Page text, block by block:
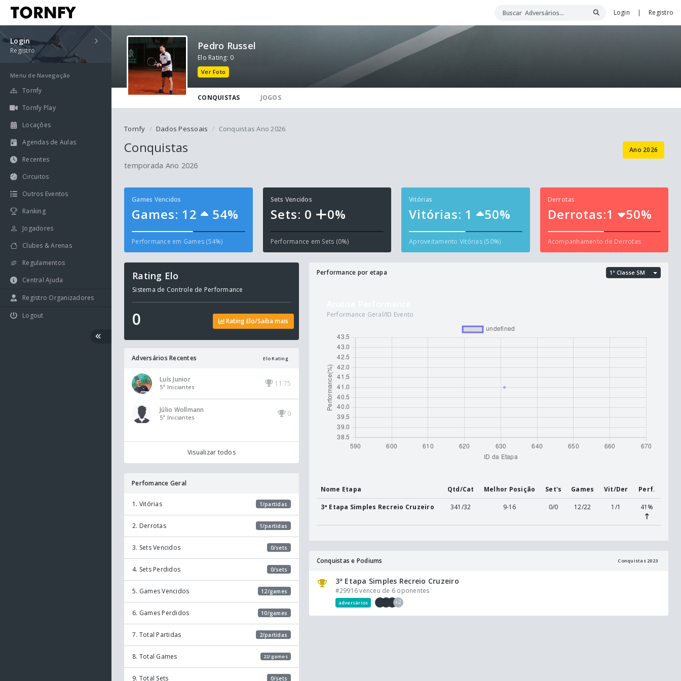
Login | Registro
Login
Registro
Menu de Navegação
Tornfy
Tornfy Play
Locações
Agendas de Aulas
Recentes
Circuitos
Outros Eventos
Ranking
Jogadores
Clubes & Arenas
Regulamentos
Central Ajuda
Registro Organizadores
Logout
Pedro Russel
Elo Rating: 0
Ver Foto
CONQUISTAS JOGOS
Tornfy Dados Pessoais Conquistas Ano 2026
Conquistas
temporada Ano 2026
Ano 2026
Games Vencidos
Games: 12 54%
Performance em Games (54%)
Sets Vencidos
Sets: 0 0%
Performance em Sets (0%)
Vitórias
Vitórias: 1 50%
Aproveitamento Vitórias (50%)
Derrotas
Derrotas:1 50%
Acompanhamento de Derrotas
Rating Elo
Sistema de Controle de Performance
0 Rating Elo/Saiba mais
Adversários Recentes Elo Rating
Luís Junior
5ª Iniciantes 11.75
Júlio Wollmann
5ª Iniciantes 0
Visualizar todos
Perfomance Geral
1. Vitórias 1/partidas
2. Derrotas 1/partidas
3. Sets Vencidos 0/sets
4. Sets Perdidos 0/sets
5. Games Vencidos 12/games
6. Games Perdidos 10/games
7. Total Partidas 2/partidas
8. Total Games 22/games
9. Total Sets 0/sets
Performance por etapa 1ª Classe SM
Performance Geral/ID Evento
Nome Etapa Qtd/Cat Melhor Posição Set's Games Vit/Der Perf.
3ª Etapa Simples Recreio Cruzeiro 341/32 9-16 0/0 12/22 1/1 41%
Conquistas e Podiums Conquistas 2023
3ª Etapa Simples Recreio Cruzeiro
#29916 venceu de 6 oponentes
adversários +2